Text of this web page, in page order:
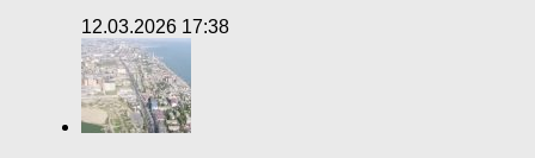
12.03.2026 17:38